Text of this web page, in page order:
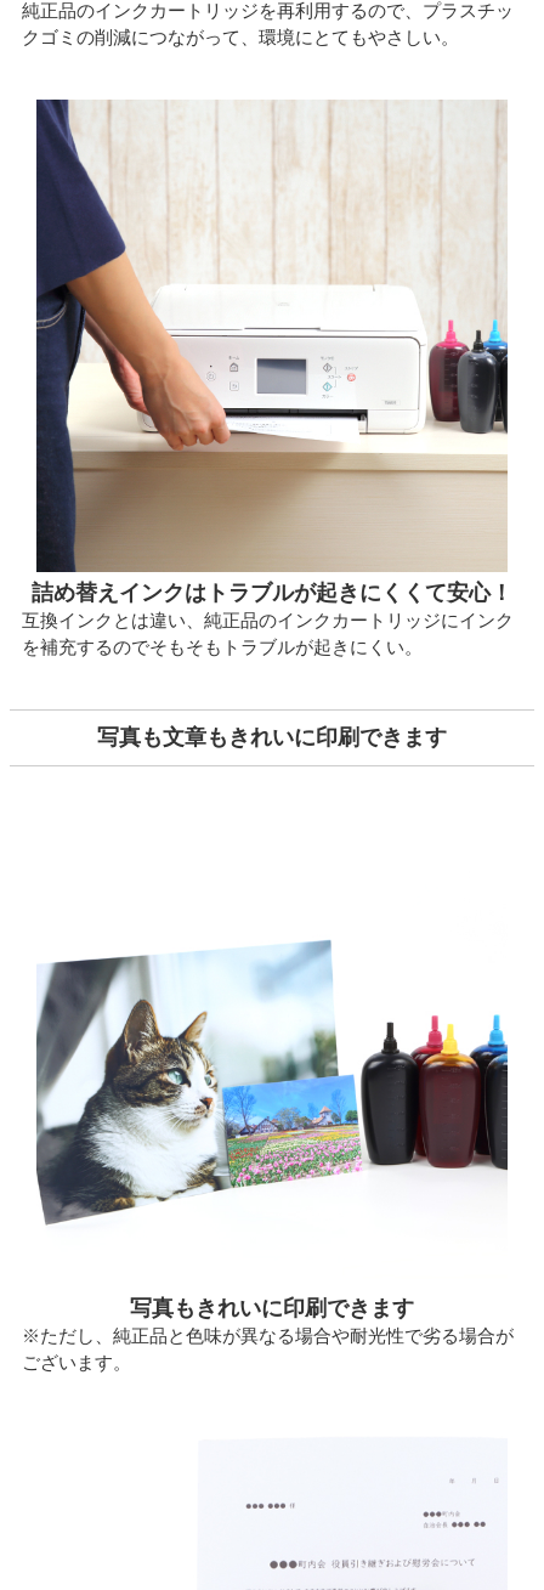
純正品のインクカートリッジを再利用するので、プラスチッ
クゴミの削減につながって、環境にとてもやさしい。
詰め替えインクはトラブルが起きにくくて安心！
互換インクとは違い、純正品のインクカートリッジにインク
を補充するのでそもそもトラブルが起きにくい。
写真も文章もきれいに印刷できます
写真もきれいに印刷できます
※ただし、純正品と色味が異なる場合や耐光性で劣る場合が
ございます。